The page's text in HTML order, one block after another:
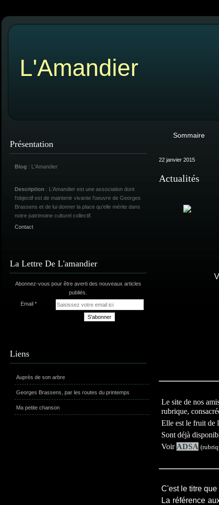
L'Amandier
Présentation
Blog : L'Amandier
Description : L'Amandier est une association dont
l'objectif est de maintenir vivante l'oeuvre de Georges
Brassens et de lui donner la place qu'elle mérite dans
notre patrimoine culturel collectif.
Contact
La Lettre De L'amandier
Abonnez-vous pour être averti des nouveaux articles
publiés.
Email
Liens
Auprès de son arbre
Georges Brassens, par les routes du printemps
Ma petite chanson
Sommaire
22 janvier 2015
Actualités
Le site de nos
rubrique,
Elle est le fruit de
Sont déjà
Voir ADSA
C'est le titre
La référence